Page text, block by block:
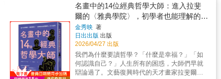
Lévinas）：一種新的人文主義烏托邦# 另一顆
法國哲學良心# 真理為和平服務# 倫理學才是第
一哲學# 列維納斯的道德烏托邦✦鄂蘭
（Hannah Arendt）：黑暗時代的思想家# 黑暗
時代中的鄂蘭# 什麼是極權主義？# 自由如何可
能？# 行動與公共世界的首要# 自由體現於人的
自身創造✦呂格爾（Paul Ricoeur）：一門豐饒
的現象學人學# 對人的哲學探討# 以敘事建構身
行動，使改變成為可能。▍ 在混亂世代藉哲
學思考日常，重新對焦我們與世界的關係
挪威當代知名哲學家拉斯．史文德森，擅長以
輕鬆淺白的語言，透過哲學持續不斷研究現今
社會的日常議題，譬如無聊、自由、孤獨、謊
言、恐懼、邪惡、希望等，挖掘人性中最深沉
情感的正反兩面，並試圖在這些情感光譜中找
到其獨特的灰暗與光亮。也讓我們在資訊嘈雜
性報告，其實什麼都沒發現。然而，只要有人
希望它是真的，它就會變成真的。首刷附贈
「思辨的檢查清單」讓你隨時隨地都能精確分
析到手的所有資訊！❈ ❈ ❈你或許曾聽說
過：喝母奶能讓孩子變得更聰明。國家隊輸球
會導致股市下跌。不吃碳水化合物就可以輕鬆
減肥。只要練習一萬小時便能精通任何技能。
但，如果以上這些說法「可能內容不實」，
你，又該相信什麼？每一天，當我們在閱讀書
名畫中的14位經典哲學大師：進入拉斐
爾的〈雅典學院〉，初學者也能理解的人
生大哉問
金秀映 著
日出出版 出版
2026/04/27 出版
我們為什麼要讀哲學？「什麼是幸福？」「如
何認識自己？」人生所有的困惑，大師們早就
辯論過了。文藝復興時代的天才畫家拉斐爾在